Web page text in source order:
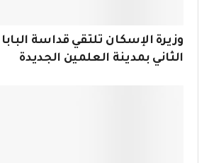
وزيرة الإسكان تلتقي قداسة
الثاني بمدينة العلمين الجديدة